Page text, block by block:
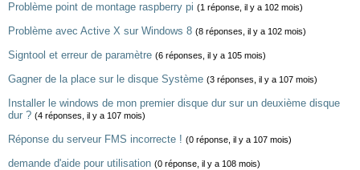
Problème point de montage raspberry pi (1 réponse, il y a 102 mois)
Problème avec Active X sur Windows 8 (8 réponses, il y a 102 mois)
Signtool et erreur de paramètre (6 réponses, il y a 105 mois)
Gagner de la place sur le disque Système (3 réponses, il y a 107 mois)
Installer le windows de mon premier disque dur sur un deuxième disque
dur ? (4 réponses, il y a 107 mois)
Réponse du serveur FMS incorrecte ! (0 réponse, il y a 107 mois)
demande d'aide pour utilisation (0 réponse, il y a 108 mois)